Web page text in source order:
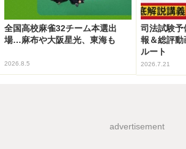
全国高校麻雀32チーム本選出
場…麻布や大阪星光、東海も
2026.8.5
司法試験
報＆総評
ルート
2026.7.21
advertisement